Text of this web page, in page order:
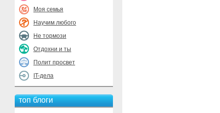
Моя семья
Научим любого
Не тормози
Отдохни и ты
Полит просвет
IT-дела
топ блоги